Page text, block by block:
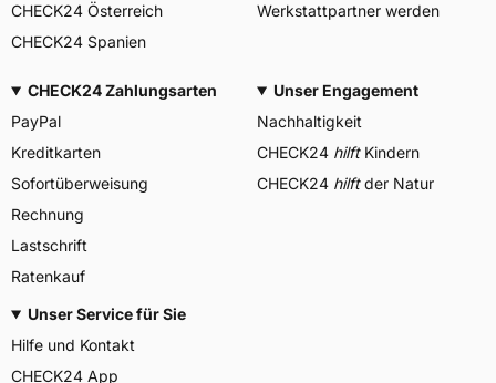
CHECK24 Österreich
CHECK24 Spanien
Werkstattpartner werden
CHECK24 Zahlungsarten
PayPal
Kreditkarten
Sofortüberweisung
Rechnung
Lastschrift
Ratenkauf
Unser Engagement
Nachhaltigkeit
CHECK24 hilftKindern
CHECK24 hilftder Natur
Unser Service für Sie
Hilfe und Kontakt
CHECK24 App